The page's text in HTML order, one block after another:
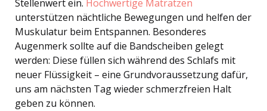
Stellenwert ein. Hochwertige Matratzen
unterstützen nächtliche Bewegungen und helfen der
Muskulatur beim Entspannen. Besonderes
Augenmerk sollte auf die Bandscheiben gelegt
werden: Diese füllen sich während des Schlafs mit
neuer Flüssigkeit – eine Grundvoraussetzung dafür,
uns am nächsten Tag wieder schmerzfreien Halt
geben zu können.